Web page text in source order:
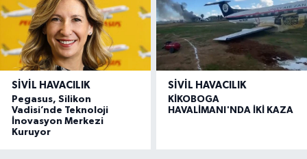
SIVIL HAVACILIK
Pegasus, Silikon
Vadisi’nde Teknoloji
İnovasyon Merkezi
Kuruyor
SIVIL HAVACILIK
KİKOBOGA
HAVALİMANI'NDA İKİ KAZA